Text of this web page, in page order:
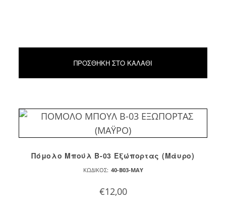
ΠΡΟΣΘΉΚΗ ΣΤΟ ΚΑΛΆΘΙ
Πόμολο Mπούλ B-03 Eξώπορτας (Μάυρο)
ΚΩΔΙΚΌΣ: 40-B03-MAY
€12,00